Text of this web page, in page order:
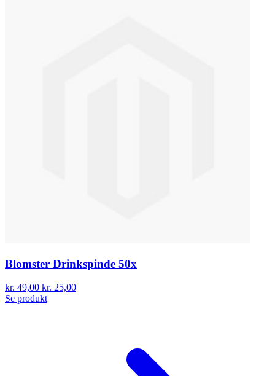
Blomster Drinkspinde 50x
kr. 49,00 kr. 25,00
Se produkt